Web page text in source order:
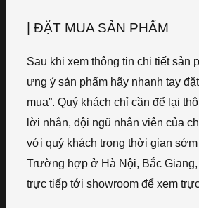
| ĐẶT MUA SẢN PHẨM
Sau khi xem thông tin chi tiết sản
ưng ý sản phẩm hãy nhanh tay
mua”. Quý khách chỉ cần để lại
lời nhắn, đội ngũ nhân viên của
với quý khách trong thời gian sớm
Trường hợp ở Hà Nội, Bắc
trực tiếp tới showroom để xem